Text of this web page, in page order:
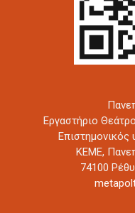
Εργαστήριο
Επιστημονικός
ΚΕΜΕ,
74100